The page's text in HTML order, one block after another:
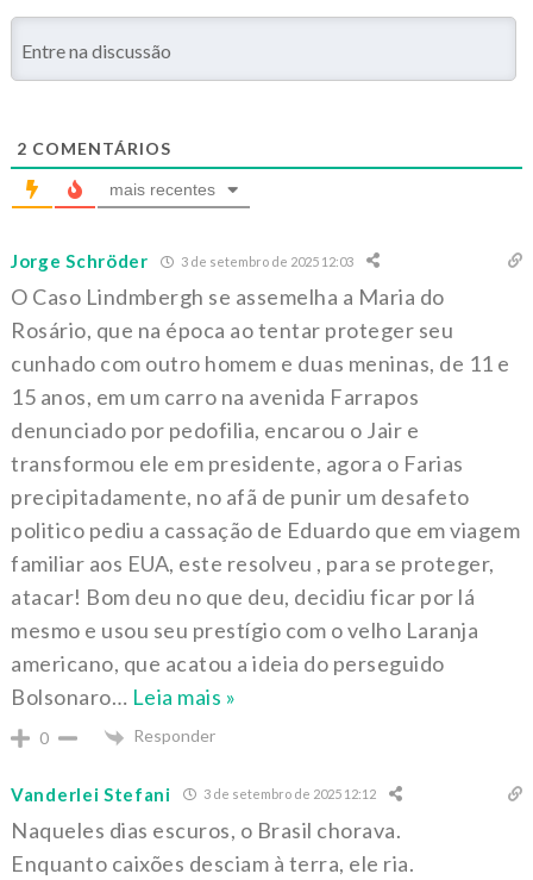
2 COMENTÁRIOS
mais recentes
Jorge Schröder 3 de setembro de 2025 12:03
O Caso Lindmbergh se assemelha a Maria do
Rosário, que na época ao tentar proteger seu
cunhado com outro homem e duas meninas, de 11 e
15 anos, em um carro na avenida Farrapos
denunciado por pedofilia, encarou o Jair e
transformou ele em presidente, agora o Farias
precipitadamente, no afã de punir um desafeto
politico pediu a cassação de Eduardo que em viagem
familiar aos EUA, este resolveu , para se proteger,
atacar! Bom deu no que deu, decidiu ficar por lá
mesmo e usou seu prestígio com o velho Laranja
americano, que acatou a ideia do perseguido
Bolsonaro… Leia mais »
0 Responder
Vanderlei Stefani 3 de setembro de 2025 12:12
Naqueles dias escuros, o Brasil chorava.
Enquanto caixões desciam à terra, ele ria.